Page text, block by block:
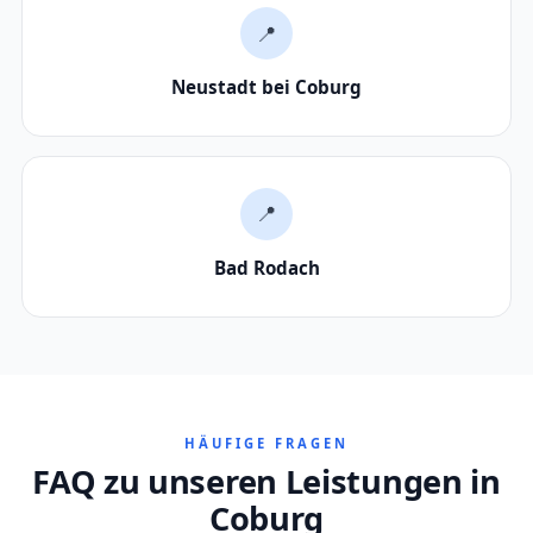
📍
Neustadt bei Coburg
📍
Bad Rodach
HÄUFIGE FRAGEN
FAQ zu unseren Leistungen in
Coburg